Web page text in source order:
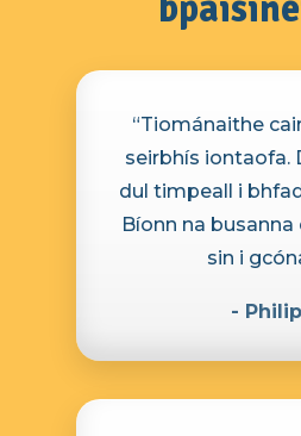
“Tiománaithe
seirbhís iontaofa.
dul timpeall i
Bíonn na
sin i
- Philip